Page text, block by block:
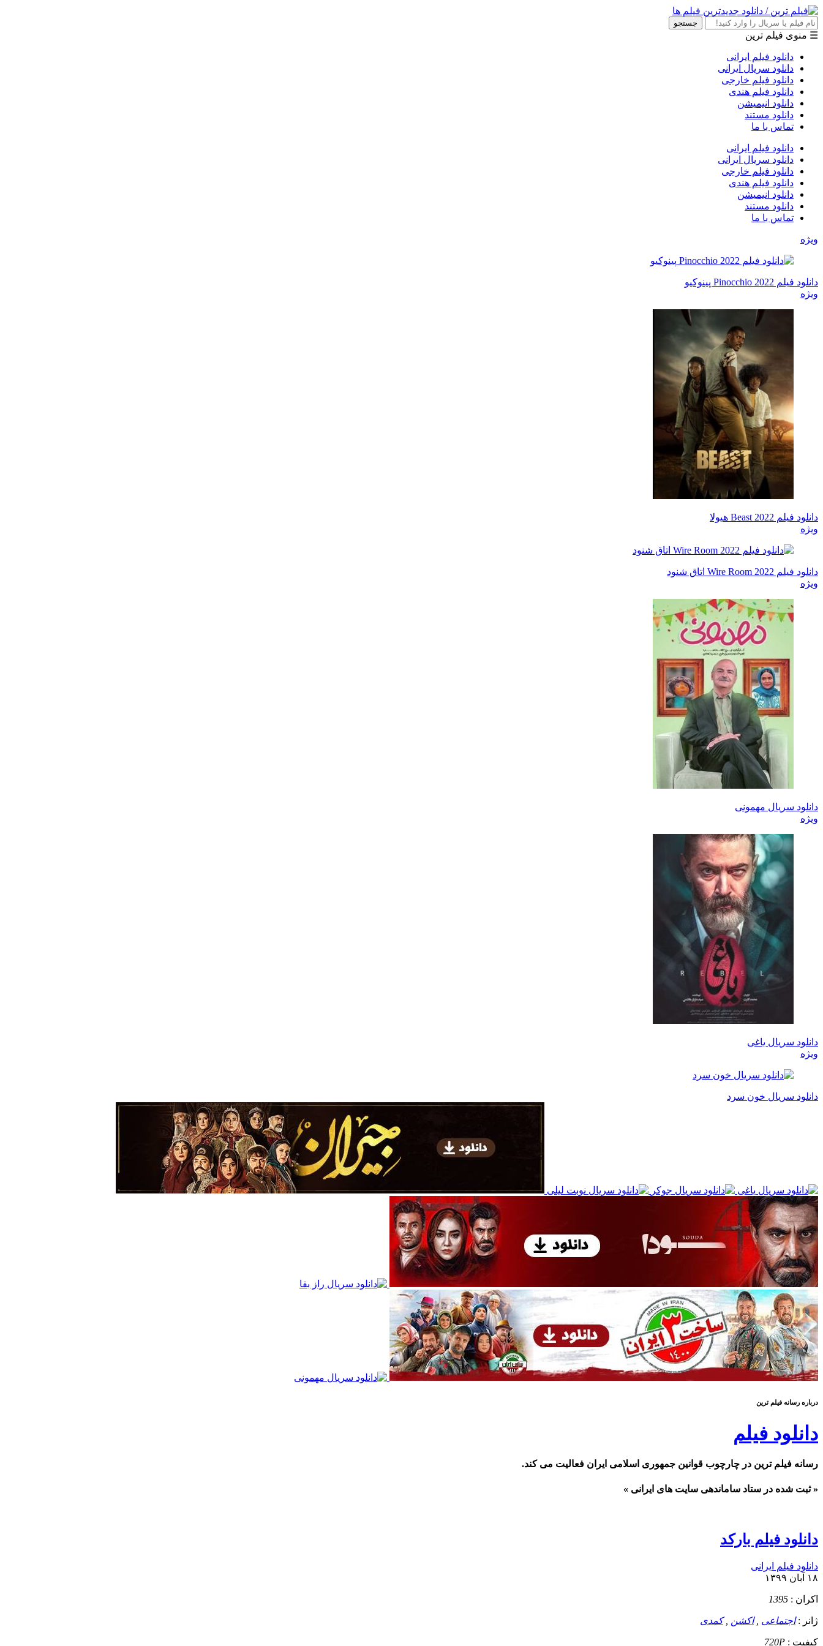
جستجو
☰ منوی فیلم ترین
دانلود فیلم ایرانی
دانلود سریال ایرانی
دانلود فیلم خارجی
دانلود فیلم هندی
دانلود انیمیشن
دانلود مستند
تماس با ما
دانلود فیلم ایرانی
دانلود سریال ایرانی
دانلود فیلم خارجی
دانلود فیلم هندی
دانلود انیمیشن
دانلود مستند
تماس با ما
ویژه
دانلود فیلم Pinocchio 2022 پینوکیو
ویژه
دانلود فیلم Beast 2022 هیولا
ویژه
دانلود فیلم Wire Room 2022 اتاق شنود
ویژه
دانلود سریال مهمونی
ویژه
دانلود سریال یاغی
ویژه
دانلود سریال خون سرد
درباره رسانه فيلم ترين
دانلود فیلم
رسانه فیلم ترین در چارچوب قوانین جمهوری اسلامی ایران فعالیت می کند.
« ثبت شده در ستاد ساماندهی سایت های ایرانی »
دانلود فیلم بارکد
دانلود فیلم ایرانی
۱۸ آبان ۱۳۹۹
اکران : 1395
ژانر :اجتماعی ,اکشن ,کمدی
کيفيت : 720P